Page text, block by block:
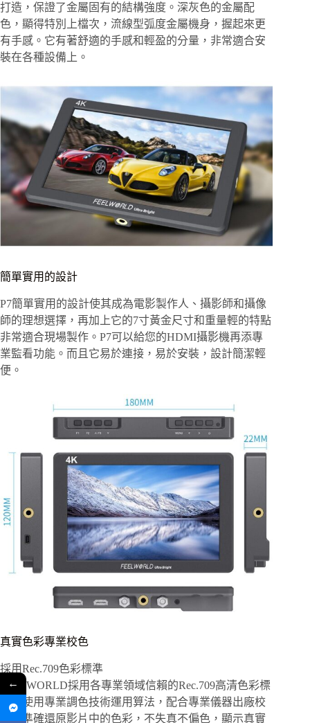
打造，保證了金屬固有的結構強度。深灰色的金屬配
色，顯得特別上檔次，流線型弧度金屬機身，握起來更
有手感。它有著舒適的手感和輕盈的分量，非常適合安
裝在各種設備上。
簡單實用的設計
P7簡單實用的設計使其成為電影製作人、攝影師和攝像
師的理想選擇，再加上它的7寸黃金尺寸和重量輕的特點
非常適合現場製作。P7可以給您的HDMI攝影機再添專
業監看功能。而且它易於連接，易於安裝，設計簡潔輕
便。
真實色彩專業校色
採用Rec.709色彩標準
FEELWORLD採用各專業領域信賴的Rec.709高清色彩標
準，使用專業調色技術運用算法，配合專業儀器出廠校
準，準確還原影片中的色彩，不失真不偏色，顯示真實
←